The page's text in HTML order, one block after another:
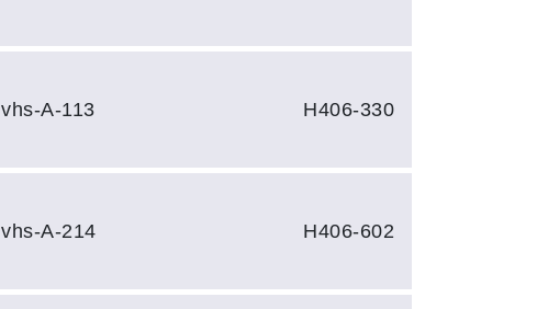
vhs-A-113 H406-330
vhs-A-214 H406-602